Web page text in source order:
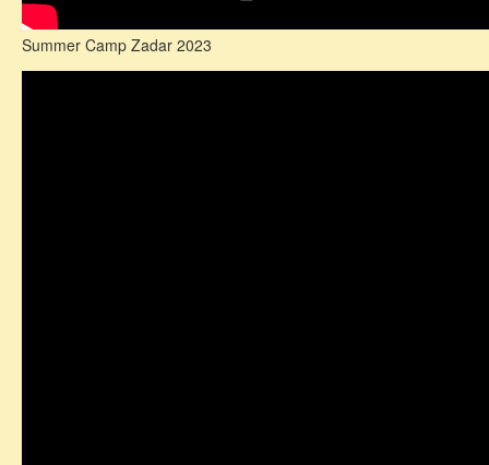
Summer Camp Zadar 2023